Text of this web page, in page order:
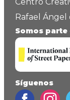
Rafael Ángel
Somos parte
Síguenos